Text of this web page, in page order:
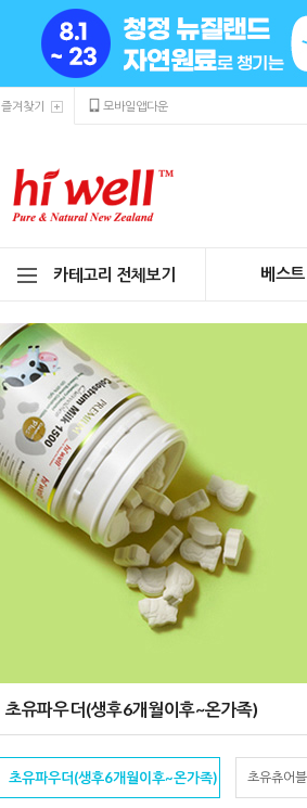
즐겨찾기 모바일앱다운
카테고리 전체보기 베스트
초유파우더(생후6개월이후~온가족)
초유파우더(생후6개월이후~온가족) 초유츄어